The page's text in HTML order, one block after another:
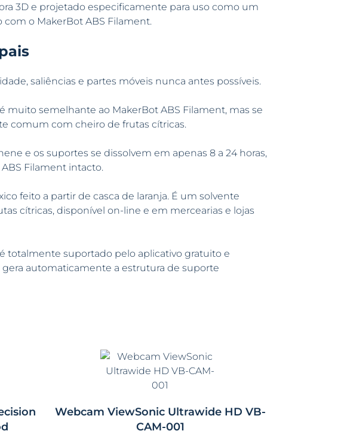
3D e projetado especificamente para uso como um
o MakerBot ABS Filament.
saliências e partes móveis nunca antes possíveis.
muito semelhante ao MakerBot ABS Filament, mas se
comum com cheiro de frutas cítricas.
e os suportes se dissolvem em apenas 8 a 24 horas,
Filament intacto.
feito a partir de casca de laranja. É um solvente
cítricas, disponível on-line e em mercearias e lojas
totalmente suportado pelo aplicativo gratuito e
automaticamente a estrutura de suporte
Webcam ViewSonic Ultrawide HD VB-
CAM-001